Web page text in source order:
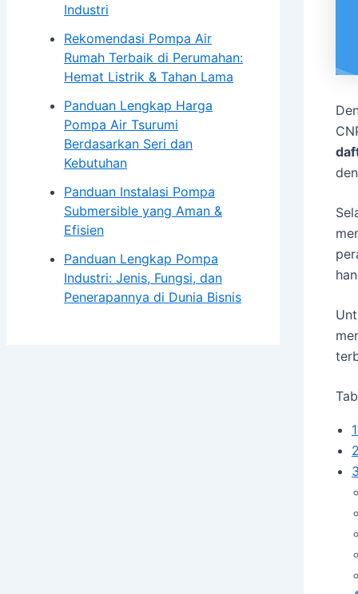
Industri
Rekomendasi Pompa Air
Rumah Terbaik di Perumahan:
Hemat Listrik & Tahan Lama
Panduan Lengkap Harga
Pompa Air Tsurumi
Berdasarkan Seri dan
Kebutuhan
Panduan Instalasi Pompa
Submersible yang Aman &
Efisien
Panduan Lengkap Pompa
Industri: Jenis, Fungsi, dan
Penerapannya di Dunia Bisnis
1
2
3